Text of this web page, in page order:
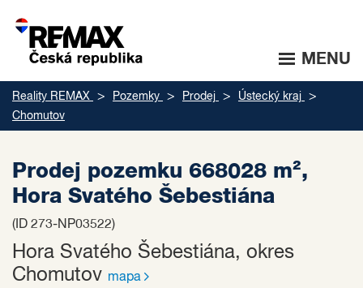
MENU
Reality REMAX Pozemky Prodej
Ústecký kraj
Chomutov
Prodej pozemku 668028 m²,
Hora Svatého Šebestiána
(ID 273-NP03522)
Hora Svatého Šebestiána, okres
Chomutov mapa